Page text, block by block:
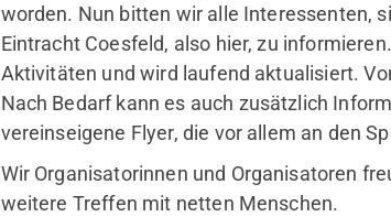
worden. Nun bitten wir alle Interessenten,
Eintracht Coesfeld, also hier, zu
Aktivitäten und wird laufend aktualisiert.
Nach Bedarf kann es auch zusätzlich
vereinseigene Flyer, die vor allem an den
Wir Organisatorinnen und Organisatoren
weitere Treffen mit netten Menschen.
Erwachsene
Fitnessstudio